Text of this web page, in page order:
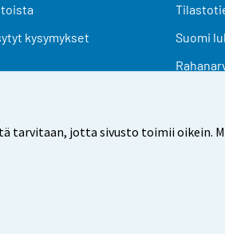
jotta sivusto toimii oikein.
kysymykset
Suomi